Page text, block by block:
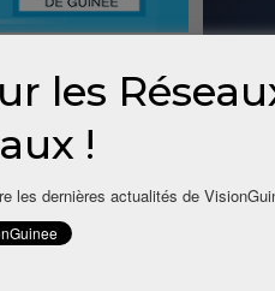
les
!
les dernières actualités de